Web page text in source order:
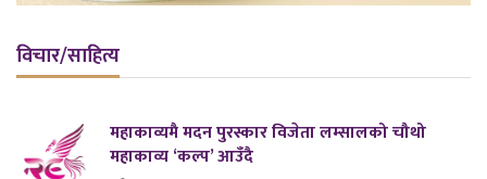
विचार/साहित्य
महाकाव्यमै मदन पुरस्कार विजेता लम्सालको चौथो
महाकाव्य ‘कल्प’ आउँदै